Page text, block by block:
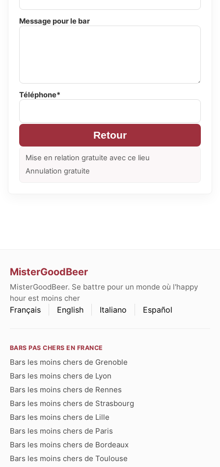
Message pour le bar
Téléphone*
Retour
Mise en relation gratuite avec ce lieu
Annulation gratuite
MisterGoodBeer
MisterGoodBeer. Se battre pour un monde où l'happy
hour est moins cher
Français English Italiano Español
BARS PAS CHERS EN FRANCE
Bars les moins chers de Grenoble
Bars les moins chers de Lyon
Bars les moins chers de Rennes
Bars les moins chers de Strasbourg
Bars les moins chers de Lille
Bars les moins chers de Paris
Bars les moins chers de Bordeaux
Bars les moins chers de Toulouse